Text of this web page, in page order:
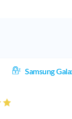
Samsung